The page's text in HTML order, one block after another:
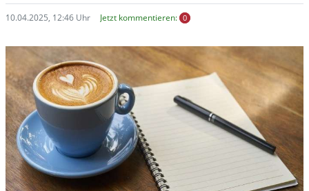
10.04.2025, 12:46 Uhr Jetzt kommentieren: 0